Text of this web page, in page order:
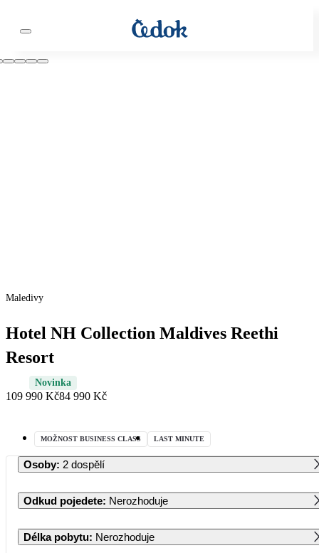
Maledivy
Hotel NH Collection Maldives Reethi
Resort
Novinka
109 990 Kč84 990 Kč
MOŽNOST BUSINESS CLASS LAST MINUTE
Osoby: 2 dospělí
Odkud pojedete: Nerozhoduje
Délka pobytu: Nerozhoduje